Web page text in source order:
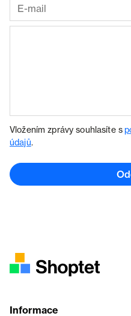
Vložením zprávy souhlasíte s
údajů.
Informace